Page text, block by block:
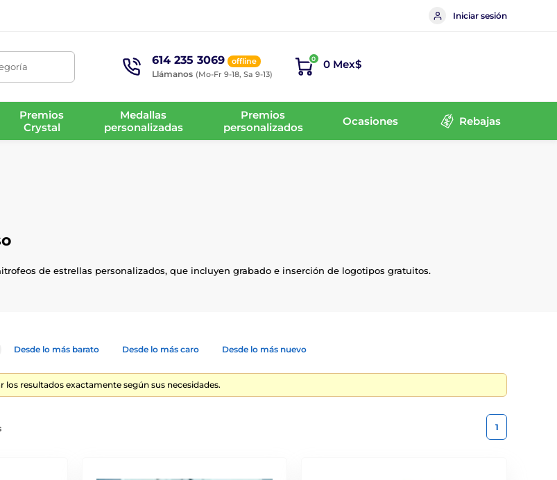
Iniciar sesión
614 235 3069 offline
Llámanos (Mo-Fr 9-18, Sa 9-13)
0 0 Mex$
Premios
Crystal
Medallas
personalizadas
Premios
personalizados
Ocasiones Rebajas
de estrellas personalizados, que incluyen grabado e inserción de logotipos gratuitos.
Desde lo más barato Desde lo más caro Desde lo más nuevo
los resultados exactamente según sus necesidades.
1